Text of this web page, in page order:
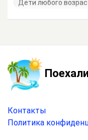
Дети любого
Контакты
Политика